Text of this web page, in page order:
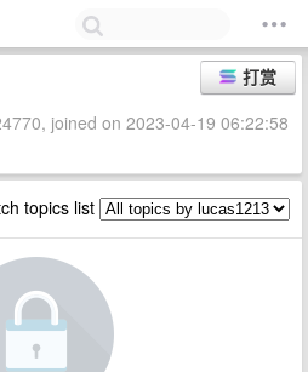
打赏
joined on 2023-04-19 06:22:58
topics list